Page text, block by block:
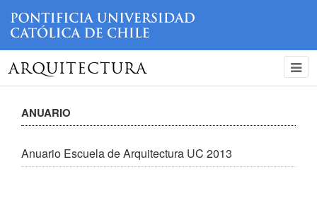
ARQUITECTURA
ANUARIO
Anuario Escuela de Arquitectura UC 2013